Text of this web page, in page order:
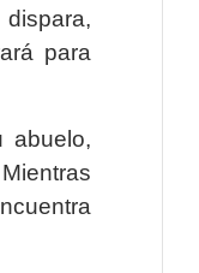
para
abuelo,